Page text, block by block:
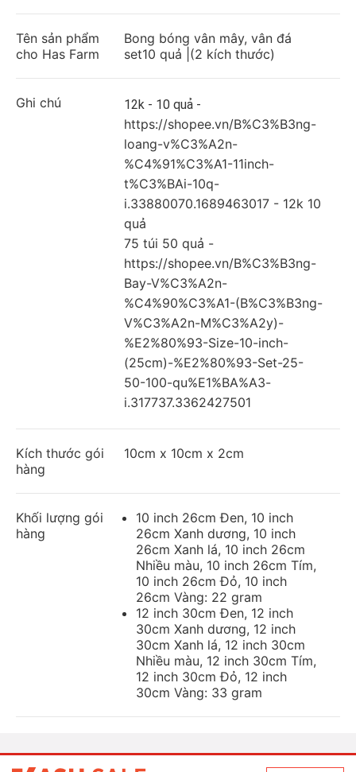
Tên sản phẩm
cho Has Farm
Bong bóng vân mây, vân đá
set10 quả |(2 kích thước)
Ghi chú 12k - 10 quả -
https://shopee.vn/B%C3%B3ng-
loang-v%C3%A2n-
%C4%91%C3%A1-11inch-
t%C3%BAi-10q-
i.33880070.1689463017 - 12k 10
quả
75 túi 50 quả -
https://shopee.vn/B%C3%B3ng-
Bay-V%C3%A2n-
%C4%90%C3%A1-(B%C3%B3ng-
V%C3%A2n-M%C3%A2y)-
%E2%80%93-Size-10-inch-
(25cm)-%E2%80%93-Set-25-
50-100-qu%E1%BA%A3-
i.317737.3362427501
Kích thước gói
hàng
10cm x 10cm x 2cm
Khối lượng gói
hàng
10 inch 26cm Đen, 10 inch
26cm Xanh dương, 10 inch
26cm Xanh lá, 10 inch 26cm
Nhiều màu, 10 inch 26cm Tím,
10 inch 26cm Đỏ, 10 inch
26cm Vàng: 22 gram
12 inch 30cm Đen, 12 inch
30cm Xanh dương, 12 inch
30cm Xanh lá, 12 inch 30cm
Nhiều màu, 12 inch 30cm Tím,
12 inch 30cm Đỏ, 12 inch
30cm Vàng: 33 gram